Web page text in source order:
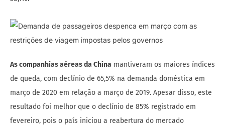
As companhias aéreas da China mantiveram os maiores índices
de queda, com declínio de 65,5% na demanda doméstica em
março de 2020 em relação a março de 2019. Apesar disso, este
resultado foi melhor que o declínio de 85% registrado em
fevereiro, pois o país iniciou a reabertura do mercado